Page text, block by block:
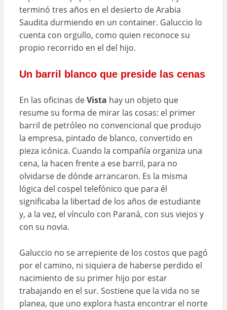
terminó tres años en el desierto de Arabia
Saudita durmiendo en un container. Galuccio lo
cuenta con orgullo, como quien reconoce su
propio recorrido en el del hijo.
Un barril blanco que preside las cenas
En las oficinas deVista hay un objeto que
resume su forma de mirar las cosas: el primer
barril de petróleo no convencional que produjo
la empresa, pintado de blanco, convertido en
pieza icónica. Cuando la compañía organiza una
cena, la hacen frente a ese barril, para no
olvidarse de dónde arrancaron. Es la misma
lógica del cospel telefónico que para él
significaba la libertad de los años de estudiante
y, a la vez, el vínculo con Paraná, con sus viejos y
con su novia.
Galuccio no se arrepiente de los costos que pagó
por el camino, ni siquiera de haberse perdido el
nacimiento de su primer hijo por estar
trabajando en el sur. Sostiene que la vida no se
planea, que uno explora hasta encontrar el norte